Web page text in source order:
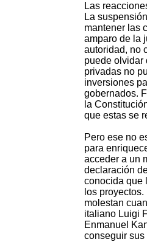
Las
La
mantener las
amparo de la
autoridad, no
puede olvidar
privadas no
inversiones
gobernados.
la
que estas se
Pero ese no
para
acceder a un
declaración
conocida que
los
molestan
italiano Luigi
Enmanuel
conseguir sus